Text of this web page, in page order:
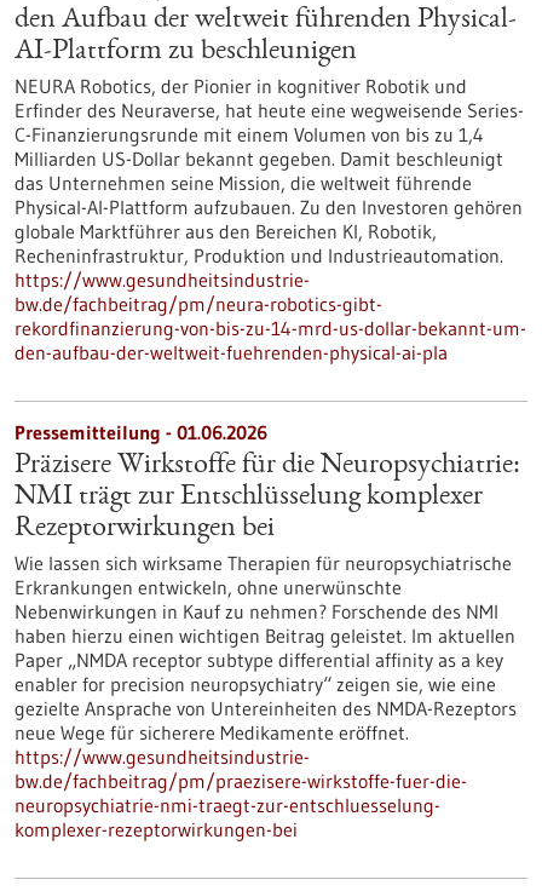
den Aufbau der weltweit führenden Physical-
AI-Plattform zu beschleunigen
NEURA Robotics, der Pionier in kognitiver Robotik und
Erfinder des Neuraverse, hat heute eine wegweisende Series-
C-Finanzierungsrunde mit einem Volumen von bis zu 1,4
Milliarden US-Dollar bekannt gegeben. Damit beschleunigt
das Unternehmen seine Mission, die weltweit führende
Physical-AI-Plattform aufzubauen. Zu den Investoren gehören
globale Marktführer aus den Bereichen KI, Robotik,
Recheninfrastruktur, Produktion und Industrieautomation.
https://www.gesundheitsindustrie-
bw.de/fachbeitrag/pm/neura-robotics-gibt-
rekordfinanzierung-von-bis-zu-14-mrd-us-dollar-bekannt-um-
den-aufbau-der-weltweit-fuehrenden-physical-ai-pla
Pressemitteilung - 01.06.2026
Präzisere Wirkstoffe für die Neuropsychiatrie:
NMI trägt zur Entschlüsselung komplexer
Rezeptorwirkungen bei
Wie lassen sich wirksame Therapien für neuropsychiatrische
Erkrankungen entwickeln, ohne unerwünschte
Nebenwirkungen in Kauf zu nehmen? Forschende des NMI
haben hierzu einen wichtigen Beitrag geleistet. Im aktuellen
Paper „NMDA receptor subtype differential affinity as a key
enabler for precision neuropsychiatry“ zeigen sie, wie eine
gezielte Ansprache von Untereinheiten des NMDA-Rezeptors
neue Wege für sicherere Medikamente eröffnet.
https://www.gesundheitsindustrie-
bw.de/fachbeitrag/pm/praezisere-wirkstoffe-fuer-die-
neuropsychiatrie-nmi-traegt-zur-entschluesselung-
komplexer-rezeptorwirkungen-bei